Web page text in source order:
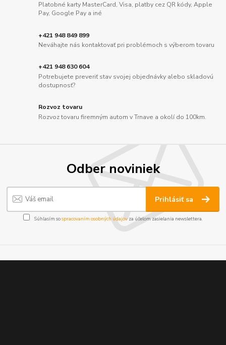
Platobné karty MasterCard, Visa, platby cez QR kódy, Apple
Pay, Google Pay a iné
+421 948 849 899
Neváhajte nás kontaktovať pri problémoch s výberom tovaru
+421 948 630 604
Potrebujete preveriť stav svojej objednávky alebo skladovú
dostupnosť?
Rozvoz tovaru
Rozvoz tovaru firemným autom v Trnave a okolí do 100km.
Odber noviniek
Prihlásiť sa
Súhlasím sospracovaním osobných údajov za účelom zasielania newslettera.